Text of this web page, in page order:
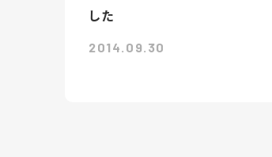
した
2014.09.30